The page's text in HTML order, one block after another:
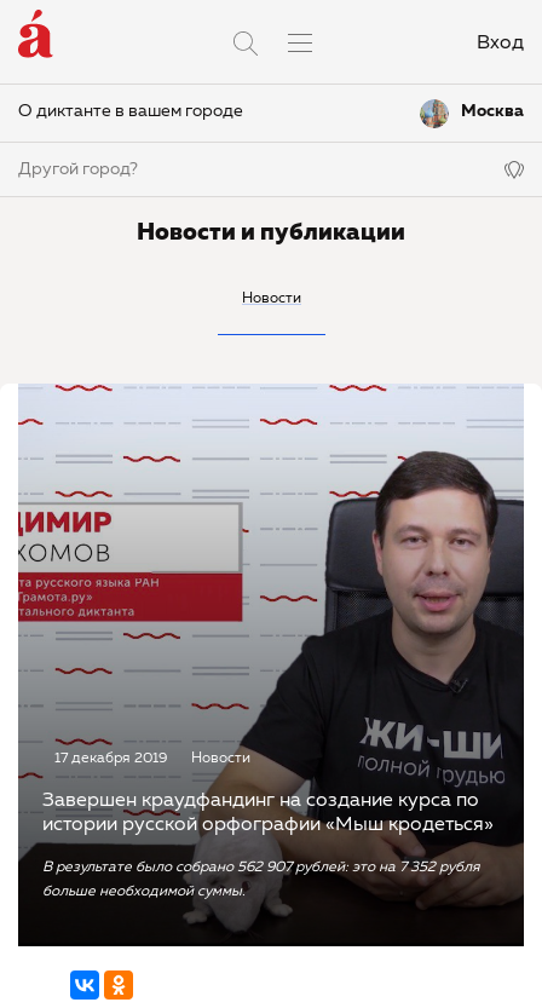
Вход
О диктанте в вашем городе Москва
Другой город?
Новости и публикации
Новости
17 декабря 2019 Новости
Завершен краудфандинг на создание курса по
истории русской орфографии «Мыш кродеться»
В результате было собрано 562 907 рублей: это на 7 352 рубля
больше необходимой суммы.